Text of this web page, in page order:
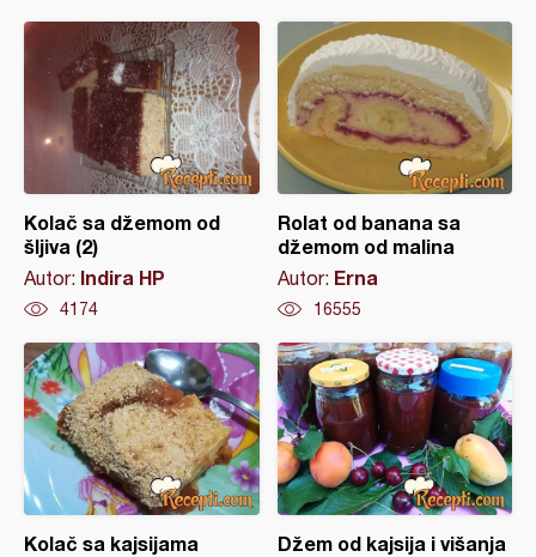
Kolač sa džemom od
šljiva (2)
Autor: Indira HP
4174
Rolat od banana sa
džemom od malina
Autor: Erna
16555
Kolač sa kajsijama Džem od kajsija i višanja